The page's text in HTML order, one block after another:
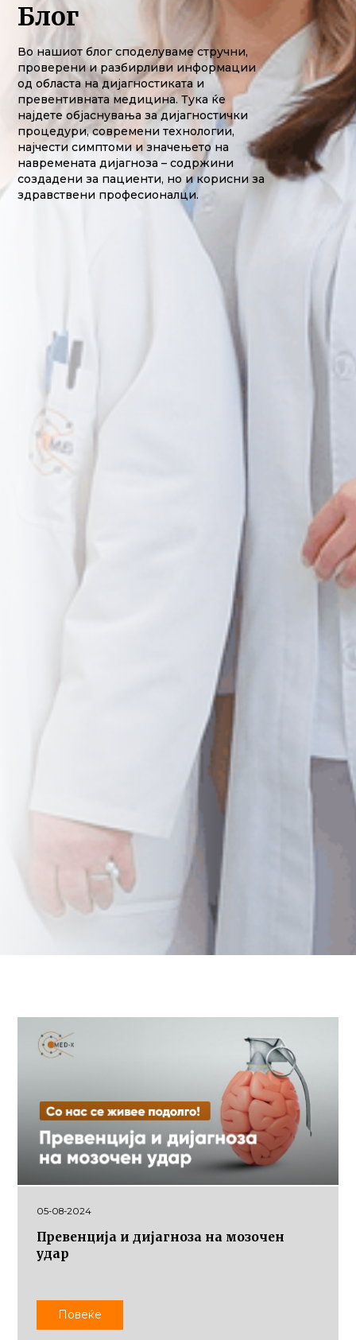
Блог
Во нашиот блог споделуваме стручни,
проверени и разбирливи информации
од областа на дијагностиката и
превентивната медицина. Тука ќе
најдете објаснувања за дијагностички
процедури, современи технологии,
најчести симптоми и значењето на
навремената дијагноза – содржини
создадени за пациенти, но и корисни за
здравствени професионалци.
05-08-2024
Превенција и дијагноза на мозочен
удар
Повеќе